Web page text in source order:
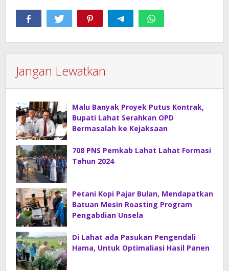
Jangan Lewatkan
Malu Banyak Proyek Putus Kontrak,
Bupati Lahat Serahkan OPD
Bermasalah ke Kejaksaan
708 PNS Pemkab Lahat Lahat Formasi
Tahun 2024
Petani Kopi Pajar Bulan, Mendapatkan
Batuan Mesin Roasting Program
Pengabdian Unsela
Di Lahat ada Pasukan Pengendali
Hama, Untuk Optimaliasi Hasil Panen